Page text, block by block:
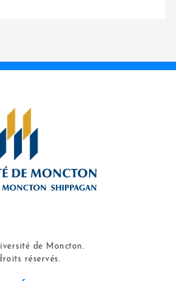
de Moncton.
réservés.